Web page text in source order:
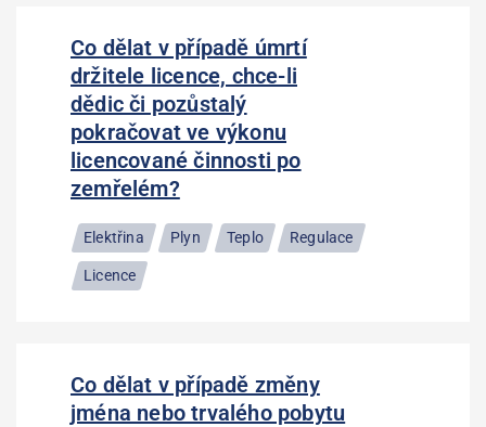
Co dělat v případě úmrtí
držitele licence, chce-li
dědic či pozůstalý
pokračovat ve výkonu
licencované činnosti po
zemřelém?
Elektřina Plyn Teplo Regulace
Licence
Co dělat v případě změny
jména nebo trvalého pobytu